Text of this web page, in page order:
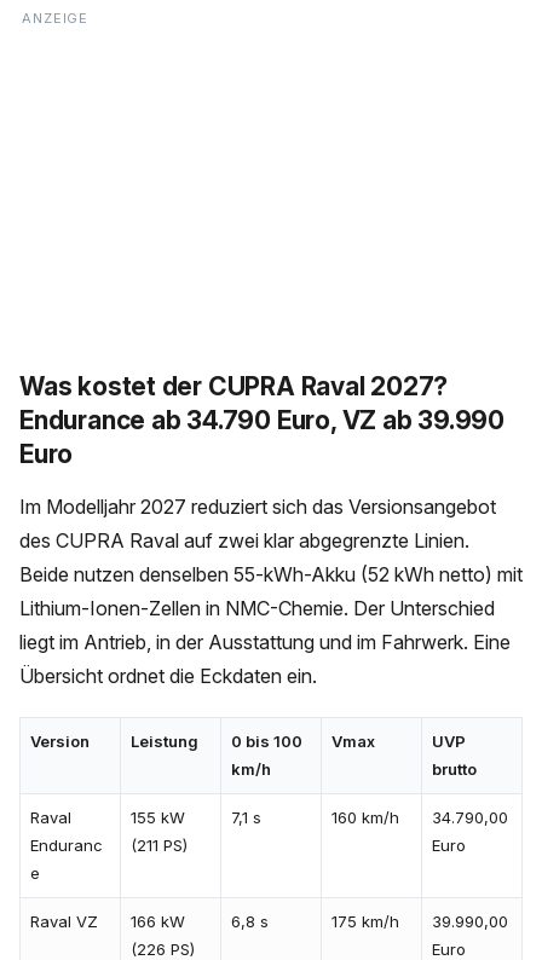
Was kostet der CUPRA Raval 2027?
Endurance ab 34.790 Euro, VZ ab 39.990
Euro
Im Modelljahr 2027 reduziert sich das Versionsangebot
des CUPRA Raval auf zwei klar abgegrenzte Linien.
Beide nutzen denselben 55-kWh-Akku (52 kWh netto) mit
Lithium-Ionen-Zellen in NMC-Chemie. Der Unterschied
liegt im Antrieb, in der Ausstattung und im Fahrwerk. Eine
Übersicht ordnet die Eckdaten ein.
Version Leistung
0 bis 100
km/h
Vmax
UVP
brutto
Raval
Enduranc
e
155 kW
(211 PS)
7,1 s 160 km/h
34.790,00
Euro
Raval VZ
166 kW
(226 PS)
6,8 s 175 km/h
39.990,00
Euro